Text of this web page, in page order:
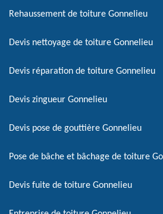
Rehaussement de toiture Gonnelieu
Devis nettoyage de toiture Gonnelieu
Devis réparation de toiture Gonnelieu
Devis zingueur Gonnelieu
Devis pose de gouttière Gonnelieu
Pose de bâche et bâchage de toiture
Devis fuite de toiture Gonnelieu